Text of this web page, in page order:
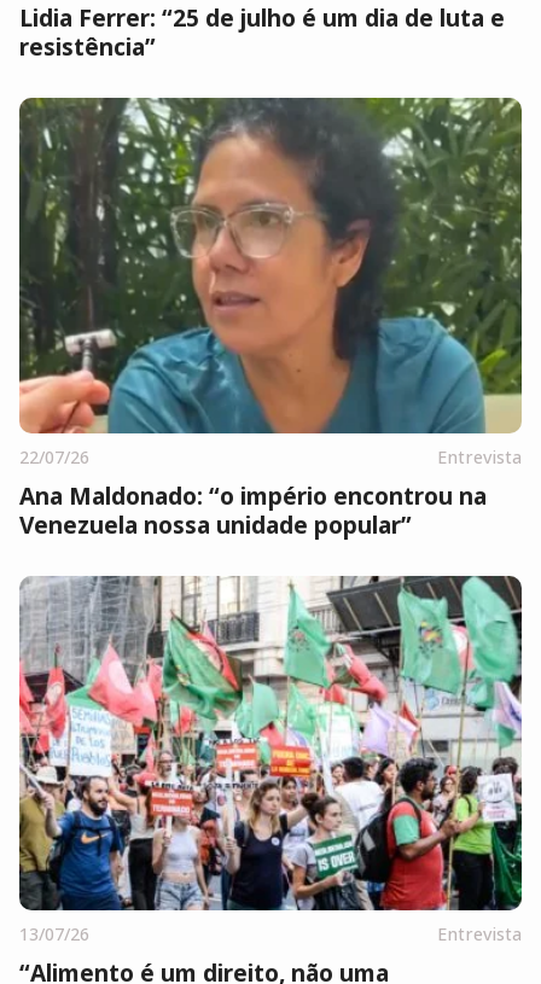
Lidia Ferrer: “25 de julho é um dia de luta e
resistência”
22/07/26 Entrevista
Ana Maldonado: “o império encontrou na
Venezuela nossa unidade popular”
13/07/26 Entrevista
“Alimento é um direito, não uma